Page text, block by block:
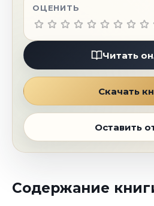
ОЦЕНИТЬ
Читать
Скачать
Оставить
Содержание